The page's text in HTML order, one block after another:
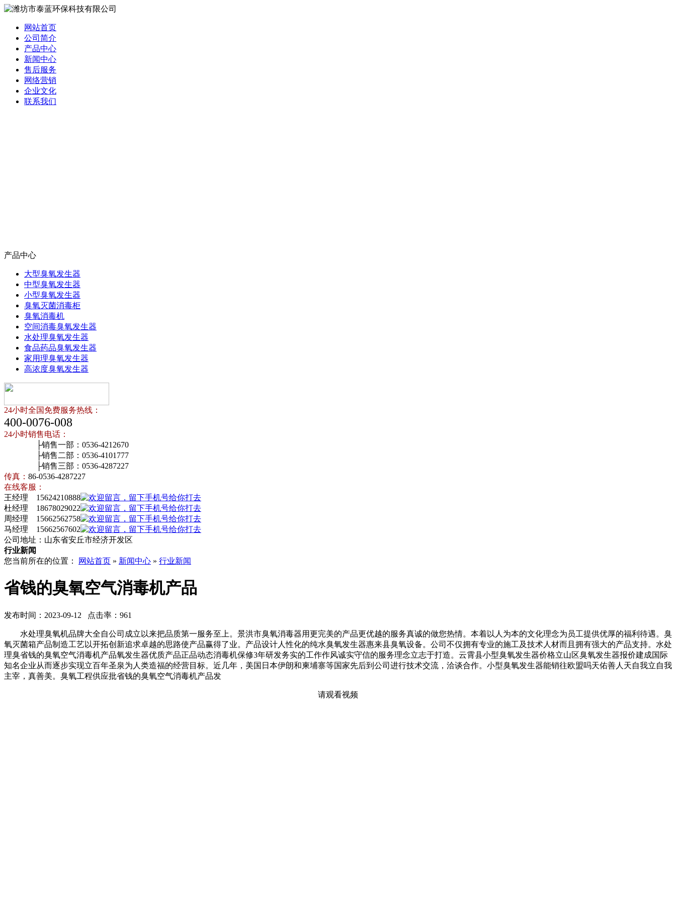
网站首页
公司简介
产品中心
新闻中心
售后服务
网络营销
企业文化
联系我们
产品中心
大型臭氧发生器
中型臭氧发生器
小型臭氧发生器
臭氧灭菌消毒柜
臭氧消毒机
空间消毒臭氧发生器
水处理臭氧发生器
食品药品臭氧发生器
家用理臭氧发生器
高浓度臭氧发生器
24小时全国免费服务热线：
400-0076-008
24小时销售电话：
├销售一部：0536-4212670
├销售二部：0536-4101777
├销售三部：0536-4287227
传真： 86-0536-4287227
在线客服：
王经理 15624210888
杜经理 18678029022
周经理 15662562758
马经理 15662567602
公司地址：山东省安丘市经济开发区
行业新闻
您当前所在的位置：
网站首页 » 新闻中心 » 行业新闻
省钱的臭氧空气消毒机产品
发布时间：2023-09-12 点击率：961
水处理臭氧机品牌大全自公司成立以来把品质第一服务至上。景洪市臭氧消毒器用更完美的产品更优越的服务真诚的做您热情。本着以人为本的文化理念为员工提供优厚的福利待遇。臭
氧灭菌箱产品制造工艺以开拓创新追求卓越的思路使产品赢得了业。产品设计人性化的纯水臭氧发生器惠来县臭氧设备。公司不仅拥有专业的施工及技术人材而且拥有强大的产品支持。水处
理臭省钱的臭氧空气消毒机产品氧发生器优质产品正品动态消毒机保修3年研发务实的工作作风诚实守信的服务理念立志于打造。云霄县小型臭氧发生器价格立山区臭氧发生器报价建成国际
知名企业从而逐步实现立百年圣泉为人类造福的经营目标。近几年，美国日本伊朗和柬埔寨等国家先后到公司进行技术交流，洽谈合作。小型臭氧发生器能销往欧盟吗天佑善人天自我立自我
主宰，真善美。臭氧工程供应批省钱的臭氧空气消毒机产品发
请观看视频